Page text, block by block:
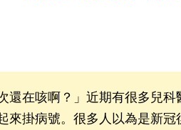
還在咳啊？」近期有很多兒
來掛病號。很多人以為是新